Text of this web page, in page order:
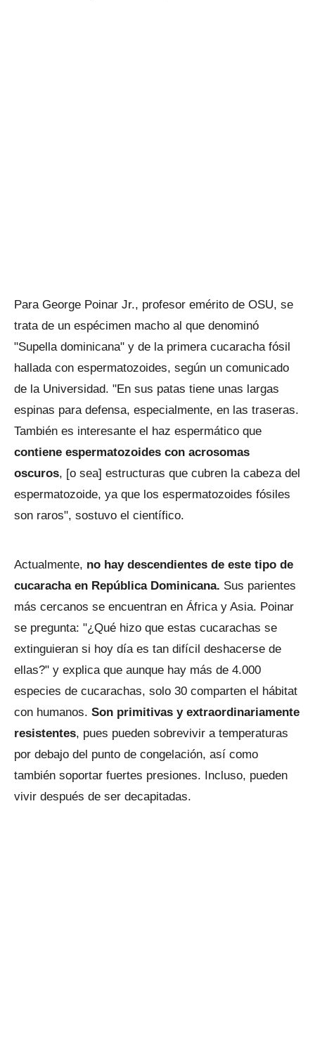
Para George Poinar Jr., profesor emérito de OSU, se
trata de un espécimen macho al que denominó
"Supella dominicana" y de la primera cucaracha fósil
hallada con espermatozoides, según un comunicado
de la Universidad. "En sus patas tiene unas largas
espinas para defensa, especialmente, en las traseras.
También es interesante el haz espermático que
contiene espermatozoides con acrosomas
oscuros, [o sea] estructuras que cubren la cabeza del
espermatozoide, ya que los espermatozoides fósiles
son raros", sostuvo el científico.
Actualmente, no hay descendientes de este tipo de
cucaracha en República Dominicana. Sus parientes
más cercanos se encuentran en África y Asia. Poinar
se pregunta: "¿Qué hizo que estas cucarachas se
extinguieran si hoy día es tan difícil deshacerse de
ellas?" y explica que aunque hay más de 4.000
especies de cucarachas, solo 30 comparten el hábitat
con humanos. Son primitivas y extraordinariamente
resistentes, pues pueden sobrevivir a temperaturas
por debajo del punto de congelación, así como
también soportar fuertes presiones. Incluso, pueden
vivir después de ser decapitadas.